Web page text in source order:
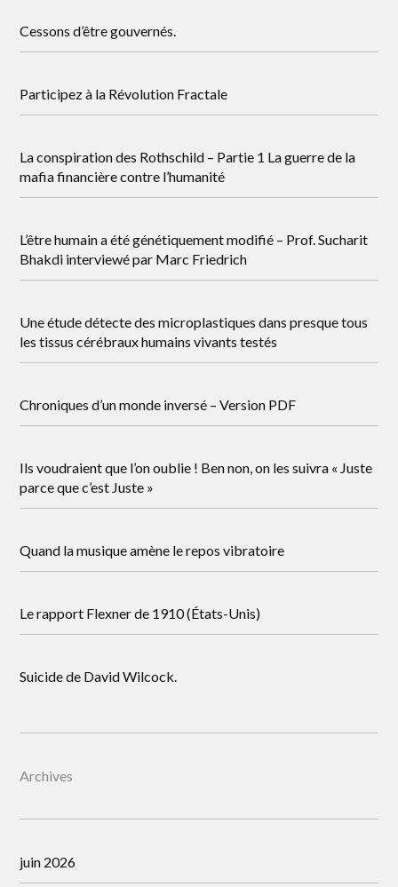
Cessons d’être gouvernés.
Participez à la Révolution Fractale
La conspiration des Rothschild – Partie 1 La guerre de la
mafia financière contre l’humanité
L’être humain a été génétiquement modifié – Prof. Sucharit
Bhakdi interviewé par Marc Friedrich
Une étude détecte des microplastiques dans presque tous
les tissus cérébraux humains vivants testés
Chroniques d’un monde inversé – Version PDF
Ils voudraient que l’on oublie ! Ben non, on les suivra « Juste
parce que c’est Juste »
Quand la musique amène le repos vibratoire
Le rapport Flexner de 1910 (États-Unis)
Suicide de David Wilcock.
Archives
juin 2026